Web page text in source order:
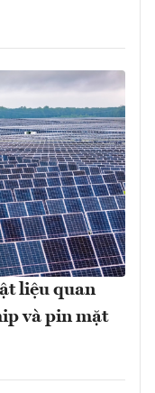
liệu quan
và pin mặt